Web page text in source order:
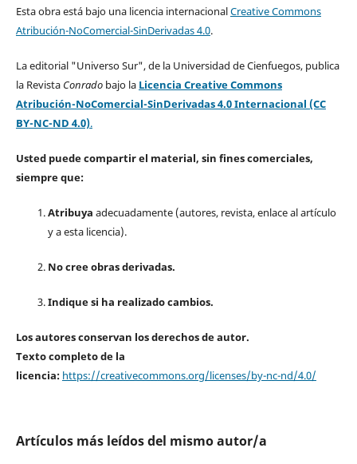
Esta obra está bajo una licencia internacionalCreative Commons
Atribución-NoComercial-SinDerivadas 4.0.
La editorial "Universo Sur", de la Universidad de Cienfuegos, publica
la Revista Conradobajo la Licencia Creative Commons
Atribución-NoComercial-SinDerivadas 4.0 Internacional (CC
BY-NC-ND 4.0).
Usted puede compartir el material, sin fines comerciales,
siempre que:
Atribuya adecuadamente (autores, revista, enlace al artículo
y a esta licencia).
No cree obras derivadas.
Indique si ha realizado cambios.
Los autores conservan los derechos de autor.
Texto completo de la
licencia: https://creativecommons.org/licenses/by-nc-nd/4.0/
Artículos más leídos del mismo autor/a